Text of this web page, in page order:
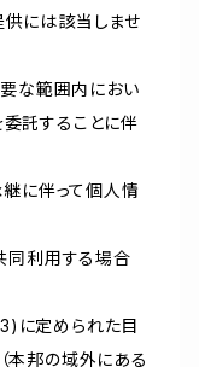
には該当しませ
要な範囲内におい
託することに伴
継に伴って個人情
同利用する場合
に定められた目
本邦の域外にある